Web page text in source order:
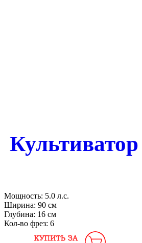
Мощность: 5.0 л.с.
Ширина: 90 см
Глубина: 16 см
Кол-во фрез: 6